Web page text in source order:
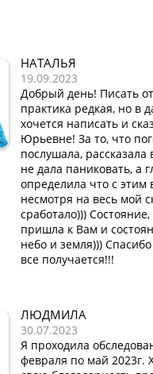
НАТАЛЬЯ
19.09.2023
Добрый день! Писать
практика редкая, но в
хочется написать и
Юрьевне! За то, что
послушала, рассказала
не дала паниковать, а
определила что с этим
несмотря на весь мой
сработало)))
пришла к Вам и
небо и земля)))
все получается!!!
ЛЮДМИЛА
30.07.2023
Я проходила
февраля по май 2023г.